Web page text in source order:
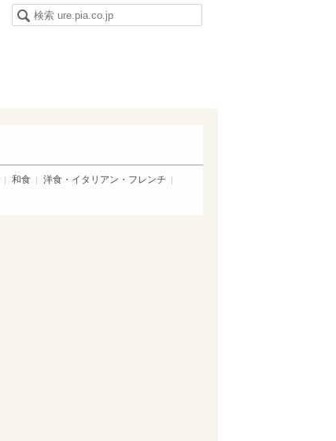
和食
洋食・イタリアン・フレンチ